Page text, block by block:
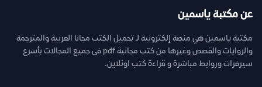
عن مكتبة ياسمين
مكتبة ياسمين هي منصة إلكترونية لـ تحميل الكتب مجانا العربية والمترجمة
والروايات والقصص وغيرها من كتب مجانية pdf فى جميع المجالات بأسرع
سيرفرات وروابط مباشرة و قراءة كتب اونلاين.